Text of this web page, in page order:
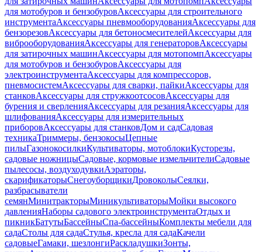
для мотобуров и бензобуровАксессуары для строительного
инструментаАксессуары пневмооборудованияАксессуары для
бензорезовАксессуары для бетоносмесителейАксессуары для
виброоборудованияАксессуары для генераторовАксессуары
для затирочных машинАксессуары для мотопомпАксессуары
для мотобуров и бензобуровАксессуары для
электроинструментаАксессуары для компрессоров,
пневмосистемАксессуары для сварки, пайкиАксессуары для
станковАксессуары для стружкоотсосовАксессуары для
бурения и сверленияАксессуары для резанияАксессуары для
шлифованияАксессуары для измерительных
приборовАксессуары для станковДом и садСадовая
техникаТриммеры, бензокосыЦепные
пилыГазонокосилкиКультиваторы, мотоблокиКусторезы,
садовые ножницыСадовые, кормовые измельчителиСадовые
пылесосы, воздуходувкиАэраторы,
скарификаторыСнегоуборщикиДровоколыСеялки,
разбрасыватели
семянМинитракторыМиникультиваторыМойки высокого
давленияНаборы садового электроинструментаОтдых и
пикникБатутыБассейныСпа-бассейныКомплекты мебели для
садаСтолы для садаСтулья, кресла для садаКачели
садовыеГамаки, шезлонгиРаскладушкиЗонты,